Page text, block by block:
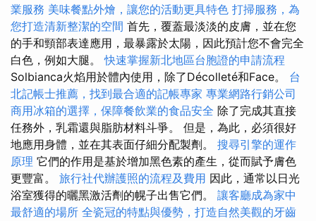
業服務 美味餐點外燴，讓您的活動更具特色 打掃服務，為
您打造清新整潔的空間 首先，覆蓋最淡淡的皮膚，並在您
的手和頸部表達應用，最暴露於太陽，因此預計您不會完全
白色，例如大腿。快速掌握新北地區台胞證的申請流程
Solbianca火焰用於體內使用，除了Décolleté和Face。 台
北記帳士推薦，找到最合適的記帳專家 專業網路行銷公司
商用冰箱的選擇，保障餐飲業的食品安全 除了完成其直接
任務外，乳霜還與脂肪材料斗爭。 但是，為此，必須很好
地應用身體，並在其表面仔細分配製劑。 搜尋引擎的運作
原理 它們的作用是基於增加黑色素的產生，從而賦予膚色
更豐富。 旅行社代辦護照的流程及費用 因此，通常以日光
浴室獲得的曬黑激活劑的幌子出售它們。 讓客廳成為家中
最舒適的場所 全瓷冠的特點與優勢，打造自然美觀的牙齒